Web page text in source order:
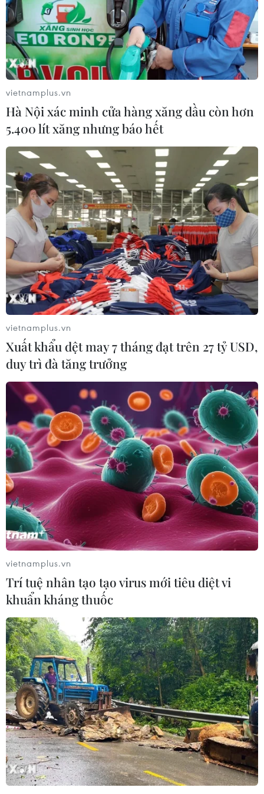
Đà Nẵng đứng trước nguy cơ thiếu nước
sinh hoạt vì xâm nhập mặn
02/05/2023 03:35
Một trong những nguyên nhân nữa khiến thành phố Đà
Nẵng đứng trước nguy cơ thiếu nước là do sự chậm trễ
đưa vào vận hành nhà máy nước Hòa Liên.
Nguy cơ thiếu nước nghiêm trọng, Bộ TN-
MT đề nghị cấp bách điều tiết
09/05/2023 04:13
Bộ Tài nguyên và Môi trường đề nghị các bộ, ngành,
địa phương thực hiện các giải pháp cấp bách, giảm
thiểu nguy cơ thiếu nước cấp cho hạ du các lưu vực
sông các tháng cuối mùa cạn năm 2023.
Quảng Ngãi: Nguồn nước ngầm trên đảo
Lý Sơn ngày càng cạn kiệt
11/05/2023 06:45
Chủ tịch Ủy ban Nhân dân huyện Lý Sơn Phạm Thị
Hương cho biết vào mùa nắng nóng, nguồn nước ngọt
trên đảo Lý Sơn chỉ đủ phục vụ khoảng 50% nhu cầu
sinh hoạt và sản xuất của người dân.
vietnamplus.vn
Hà Nội xác minh cửa hàng xăng dầu còn hơn
5.400 lít xăng nhưng báo hết
vietnamplus.vn
Xuất khẩu dệt may 7 tháng đạt trên 27 tỷ USD,
duy trì đà tăng trưởng
vietnamplus.vn
Trí tuệ nhân tạo tạo virus mới tiêu diệt vi
khuẩn kháng thuốc